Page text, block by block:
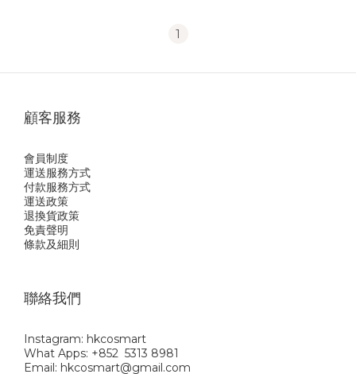
1
顧客服務
會員制度
運送服務方式
付款服務方式
運送政策
退換貨政策
免責聲明
條款及細則
聯絡我們
Instagram: hkcosmart
What Apps: +852 5313 8981
Email: hkcosmart@gmail.com